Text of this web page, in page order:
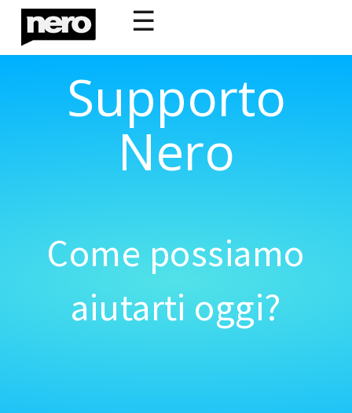
☰
Supporto
Nero
Come possiamo
aiutarti oggi?